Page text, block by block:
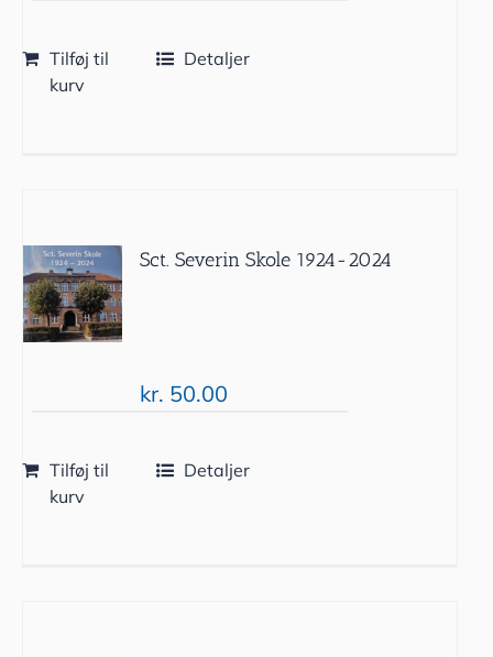
Tilføj til
kurv
Detaljer
Sct. Severin Skole 1924-2024
kr. 50.00
Tilføj til
kurv
Detaljer